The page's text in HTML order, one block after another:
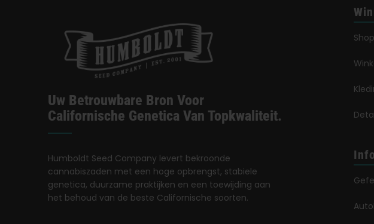
Uw Betrouwbare Bron Voor
Californische Genetica Van Topkwaliteit.
Humboldt Seed Company levert bekroonde
cannabiszaden met een hoge opbrengst, stabiele
genetica, duurzame praktijken en een toewijding aan
het behoud van de beste Californische soorten.